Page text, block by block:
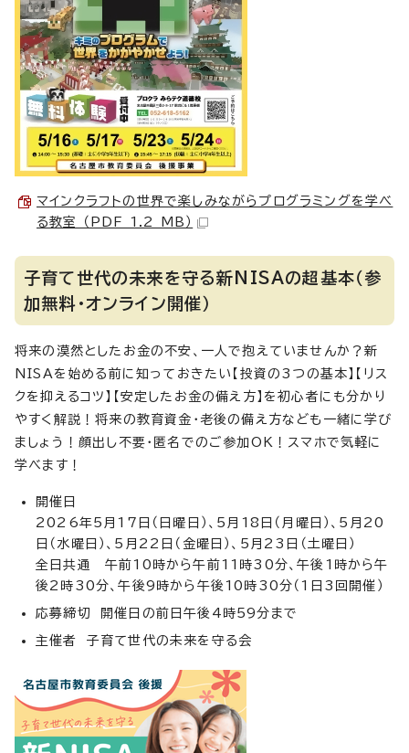
マインクラフトの世界で楽しみながらプログラミングを学べ
る教室 （PDF 1.2 MB）
子育て世代の未来を守る新NISAの超基本（参
加無料・オンライン開催）
将来の漠然としたお金の不安、一人で抱えていませんか？新
NISAを始める前に知っておきたい【投資の3つの基本】【リス
クを抑えるコツ】【安定したお金の備え方】を初心者にも分かり
やすく解説！将来の教育資金・老後の備え方なども一緒に学び
ましょう！顔出し不要・匿名でのご参加OK！スマホで気軽に
学べます！
開催日
2026年5月17日（日曜日）、5月18日（月曜日）、5月20
日（水曜日）、5月22日（金曜日）、5月23日（土曜日）
全日共通 午前10時から午前11時30分、午後1時から午
後2時30分、午後9時から午後10時30分（1日3回開催）
応募締切 開催日の前日午後4時59分まで
主催者 子育て世代の未来を守る会